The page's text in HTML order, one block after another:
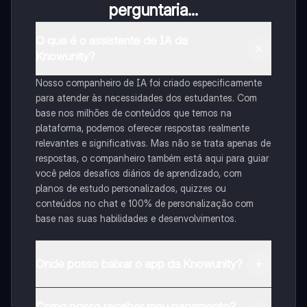
perguntaria...
Nosso companheiro de IA foi criado especificamente
para atender às necessidades dos estudantes. Com
base nos milhões de conteúdos que temos na
plataforma, podemos oferecer respostas realmente
relevantes e significativas. Mas não se trata apenas de
respostas, o companheiro também está aqui para guiar
você pelos desafios diários de aprendizado, com
planos de estudo personalizados, quizzes ou
conteúdos no chat e 100% de personalização com
base nas suas habilidades e desenvolvimentos.